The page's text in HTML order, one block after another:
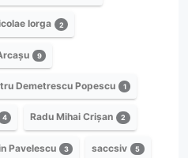
Iorga 2
9
Demetrescu Popescu 1
4 Radu Mihai Crișan 2
Pavelescu 3 saccsiv 5